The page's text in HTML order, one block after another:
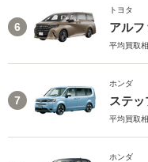
6
トヨタ
アルフ
平均買取相
7
ホンダ
ステ
平均買取相
ホンダ